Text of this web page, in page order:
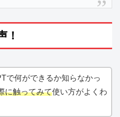
！
で何ができるか知らなかっ
に触ってみて使い方がよくわ